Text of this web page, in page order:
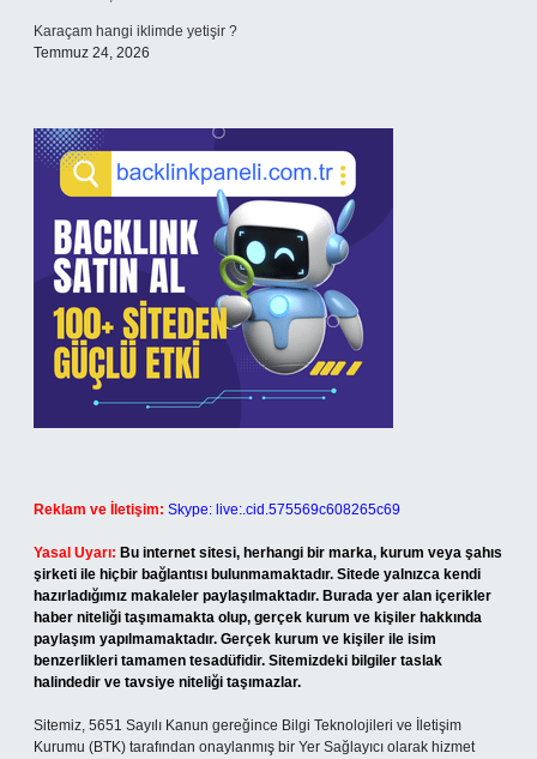
Karaçam hangi iklimde yetişir ?
Temmuz 24, 2026
Reklam ve İletişim: Skype: live:.cid.575569c608265c69
Yasal Uyarı: Bu internet sitesi, herhangi bir marka, kurum veya şahıs
şirketi ile hiçbir bağlantısı bulunmamaktadır. Sitede yalnızca kendi
hazırladığımız makaleler paylaşılmaktadır. Burada yer alan içerikler
haber niteliği taşımamakta olup, gerçek kurum ve kişiler hakkında
paylaşım yapılmamaktadır. Gerçek kurum ve kişiler ile isim
benzerlikleri tamamen tesadüfidir. Sitemizdeki bilgiler taslak
halindedir ve tavsiye niteliği taşımazlar.
Sitemiz, 5651 Sayılı Kanun gereğince Bilgi Teknolojileri ve İletişim
Kurumu (BTK) tarafından onaylanmış bir Yer Sağlayıcı olarak hizmet